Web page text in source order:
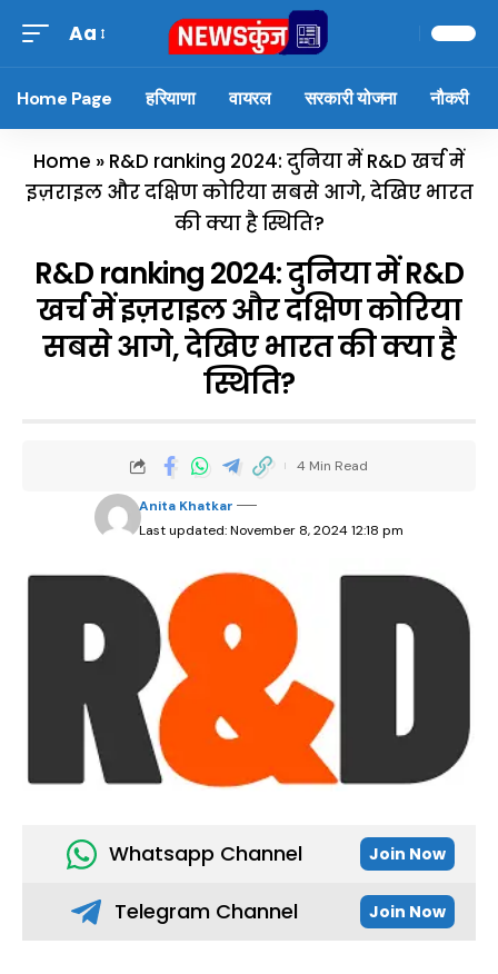
Aa
Home Page हरियाणा वायरल सरकारी योजना नौकरी
Home » R&D ranking 2024: दुनिया में R&D खर्च में
इज़राइल और दक्षिण कोरिया सबसे आगे, देखिए भारत
की क्या है स्थिति?
R&D ranking 2024: दुनिया में R&D
खर्च में इज़राइल और दक्षिण कोरिया
सबसे आगे, देखिए भारत की क्या है
स्थिति?
Last updated: November 8, 2024 12:18 pm
Anita Khatkar
4 Min Read
Whatsapp Channel Join Now
Telegram Channel Join Now